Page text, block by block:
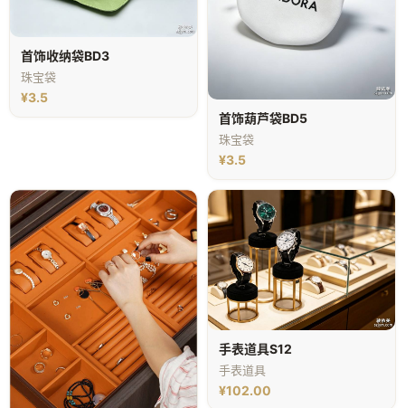
首饰收纳袋BD3
珠宝袋
¥3.5
首饰葫芦袋BD5
珠宝袋
¥3.5
手表道具S12
手表道具
¥102.00